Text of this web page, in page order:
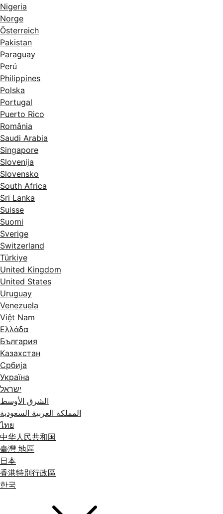
Nigeria
Norge
Österreich
Pakistan
Paraguay
Perú
Philippines
Polska
Portugal
Puerto Rico
România
Saudi Arabia
Singapore
Slovenija
Slovensko
South Africa
Sri Lanka
Suisse
Suomi
Sverige
Switzerland
Türkiye
United Kingdom
United States
Uruguay
Venezuela
Việt Nam
Ελλάδα
България
Казахстан
Србија
Україна
ישראל
الشرق الأوسط
المملكة العربية السعودية
ไทย
中华人民共和国
臺灣 地區
日本
香港特別行政區
한국